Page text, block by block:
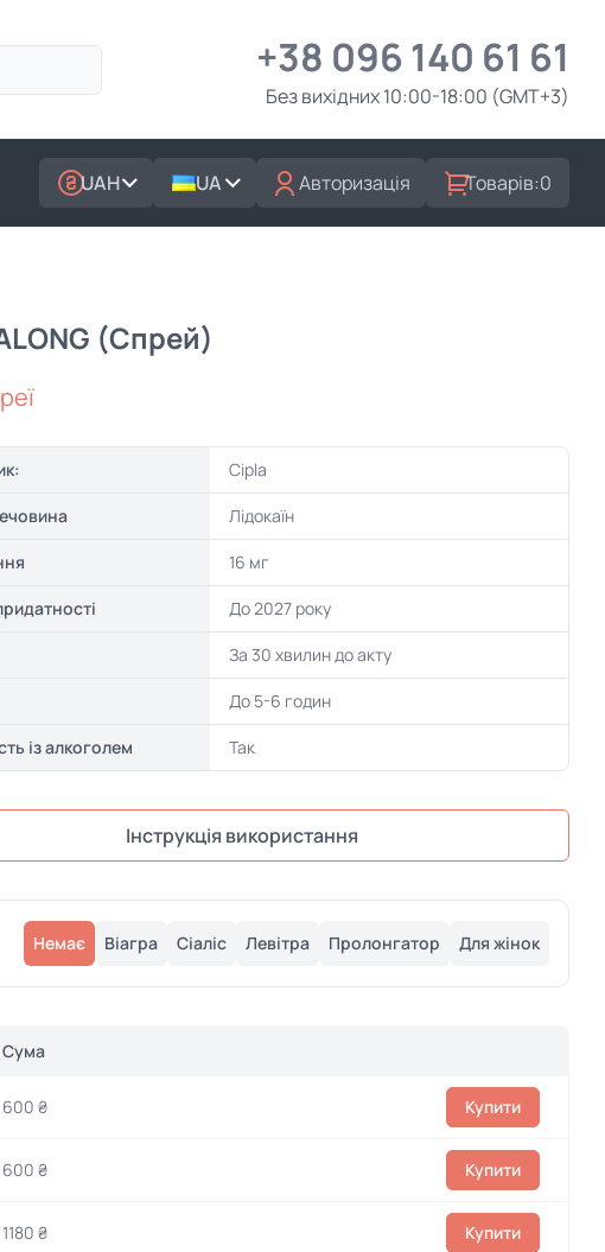
+38 096 140 61 61
Без вихідних 10:00-18:00 (GMT+3)
UAH UA Авторизація Товарів:0
(Спрей)
Cipla
Лідокаїн
16 мг
До 2027 року
За 30 хвилин до акту
До 5-6 годин
із алкоголем Так
Інструкція використання
Немає Віагра Сіаліс Левітра Пролонгатор Для жінок
Сума
600 ₴ Купити
600 ₴ Купити
1180 ₴ Купити